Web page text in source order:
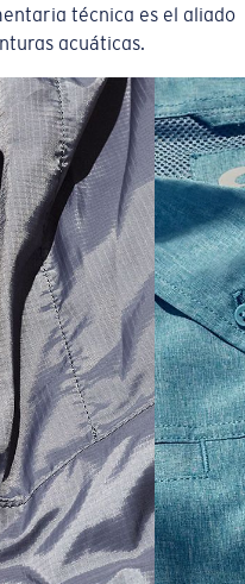
3. SLEEVE LENGTH
7 ¾”
8 ¼”
8 ¾”
9 ¼”
9 ¾”
técnica es el aliado
acuáticas.